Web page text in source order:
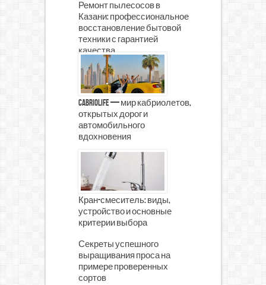
Ремонт пылесосов в
Казани: профессиональное
восстановление бытовой
техники с гарантией
качества
CabrioLife — мир кабриолетов,
открытых дорог и
автомобильного
вдохновения
Кран-смеситель: виды,
устройство и основные
критерии выбора
Секреты успешного
выращивания проса на
примере проверенных
сортов